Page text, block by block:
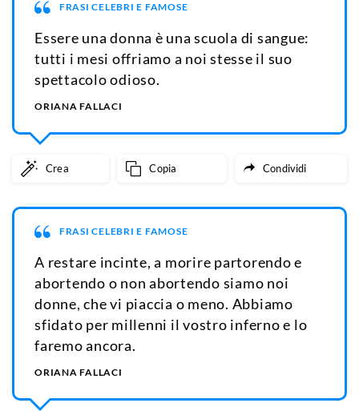
FRASI CELEBRI E FAMOSE
Essere una donna è una scuola di sangue:
tutti i mesi offriamo a noi stesse il suo
spettacolo odioso.
ORIANA FALLACI
Crea Copia Condividi
FRASI CELEBRI E FAMOSE
A restare incinte, a morire partorendo e
abortendo o non abortendo siamo noi
donne, che vi piaccia o meno. Abbiamo
sfidato per millenni il vostro inferno e lo
faremo ancora.
ORIANA FALLACI